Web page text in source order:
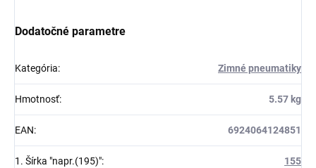
Dodatočné parametre
Kategória: Zimné pneumatiky
Hmotnosť: 5.57 kg
EAN: 6924064124851
1. Šírka "napr.(195)": 155